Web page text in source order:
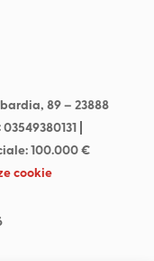
89 –23888
|
100.000 €
cookie